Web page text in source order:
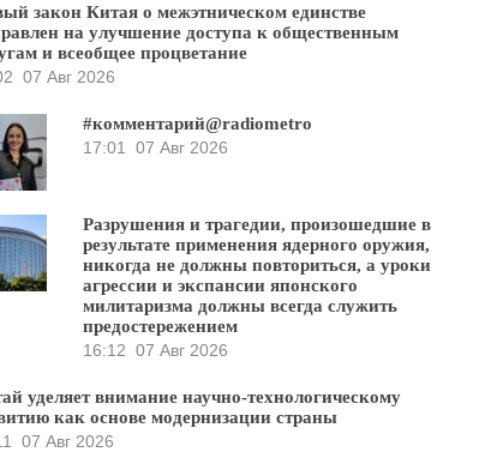
закон Китая о межэтническом единстве
на улучшение доступа к общественным
и всеобщее процветание
07 Авг 2026
#комментарий@radiometro
17:01
07 Авг 2026
Разрушения и трагедии, произошедшие в
результате применения ядерного оружия,
никогда не должны повториться, а уроки
агрессии и экспансии японского
милитаризма должны всегда служить
предостережением
16:12 07 Авг 2026
уделяет внимание научно-технологическому
как основе модернизации страны
07 Авг 2026